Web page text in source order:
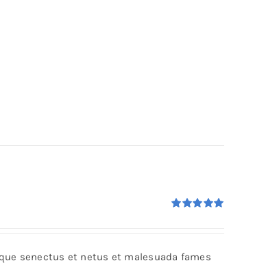
senectus et netus et malesuada fames